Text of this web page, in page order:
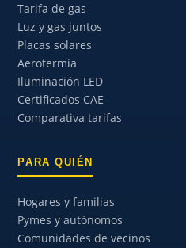
Tarifa de gas
Luz y gas juntos
Placas solares
Aerotermia
Iluminación LED
Certificados CAE
Comparativa tarifas
PARA QUIÉN
Hogares y familias
Pymes y autónomos
Comunidades de vecinos